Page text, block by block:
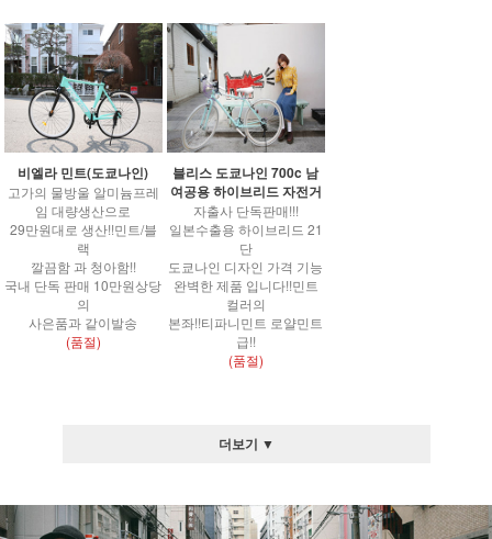
비엘라 민트(도쿄나인)
고가의 물방울 알미늄프레
임 대량생산으로
29만원대로 생산!!민트/블
랙
깔끔함 과 청아함!!
국내 단독 판매 10만원상당
의
사은품과 같이발송
(품절)
블리스 도쿄나인 700c 남
여공용 하이브리드 자전거
자출사 단독판매!!!
일본수출용 하이브리드 21
단
도쿄나인 디자인 가격 기능
완벽한 제품 입니다!!민트
컬러의
본좌!!티파니민트 로얄민트
급!!
(품절)
더보기 ▼